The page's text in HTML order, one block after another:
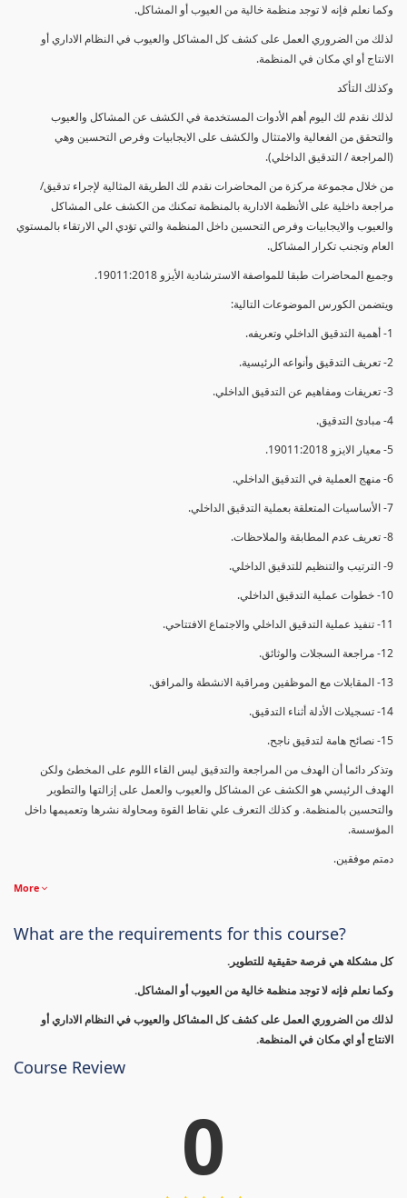
وكما نعلم فإنه لا توجد منظمة خالية من العيوب أو المشاكل.
لذلك من الضروري العمل على كشف كل المشاكل والعيوب في النظام الاداري أو
الانتاج أو اي مكان في المنظمة.
وكذلك التأكد
لذلك نقدم لك اليوم أهم الأدوات المستخدمة في الكشف عن المشاكل والعيوب
والتحقق من الفعالية والامتثال والكشف على الايجابيات وفرص التحسين وهي
(المراجعة / التدقيق الداخلي).
من خلال مجموعة مركزة من المحاضرات نقدم لك الطريقة المثالية لإجراء تدقيق/
مراجعة داخلية على الأنظمة الادارية بالمنظمة تمكنك من الكشف على المشاكل
والعيوب والايجابيات وفرص التحسين داخل المنظمة والتي تؤدي الي الارتقاء بالمستوي
العام وتجنب تكرار المشاكل.
وجميع المحاضرات طبقا للمواصفة الاسترشادية الأيزو 19011:2018.
ويتضمن الكورس الموضوعات التالية:
1- أهمية التدقيق الداخلي وتعريفه.
2- تعريف التدقيق وأنواعه الرئيسية.
3- تعريفات ومفاهيم عن التدقيق الداخلي.
4- مبادئ التدقيق.
5- معيار الايزو 19011:2018.
6- منهج العملية في التدقيق الداخلي.
7- الأساسيات المتعلقة بعملية التدقيق الداخلي.
8- تعريف عدم المطابقة والملاحظات.
9- الترتيب والتنظيم للتدقيق الداخلي.
10- خطوات عملية التدقيق الداخلي.
11- تنفيذ عملية التدقيق الداخلي والاجتماع الافتتاحي.
12- مراجعة السجلات والوثائق.
13- المقابلات مع الموظفين ومراقبة الانشطة والمرافق.
14- تسجيلات الأدلة أثناء التدقيق.
15- نصائح هامة لتدقيق ناجح.
وتذكر دائما أن الهدف من المراجعة والتدقيق ليس القاء اللوم على المخطئ ولكن
الهدف الرئيسي هو الكشف عن المشاكل والعيوب والعمل على إزالتها والتطوير
والتحسين بالمنظمة. و كذلك التعرف علي نقاط القوة ومحاولة نشرها وتعميمها داخل
المؤسسة.
دمتم موفقين.
More
What are the requirements for this course?
كل مشكلة هي فرصة حقيقية للتطوير.
وكما نعلم فإنه لا توجد منظمة خالية من العيوب أو المشاكل.
لذلك من الضروري العمل على كشف كل المشاكل والعيوب في النظام الاداري أو
الانتاج أو اي مكان في المنظمة.
Course Review
0